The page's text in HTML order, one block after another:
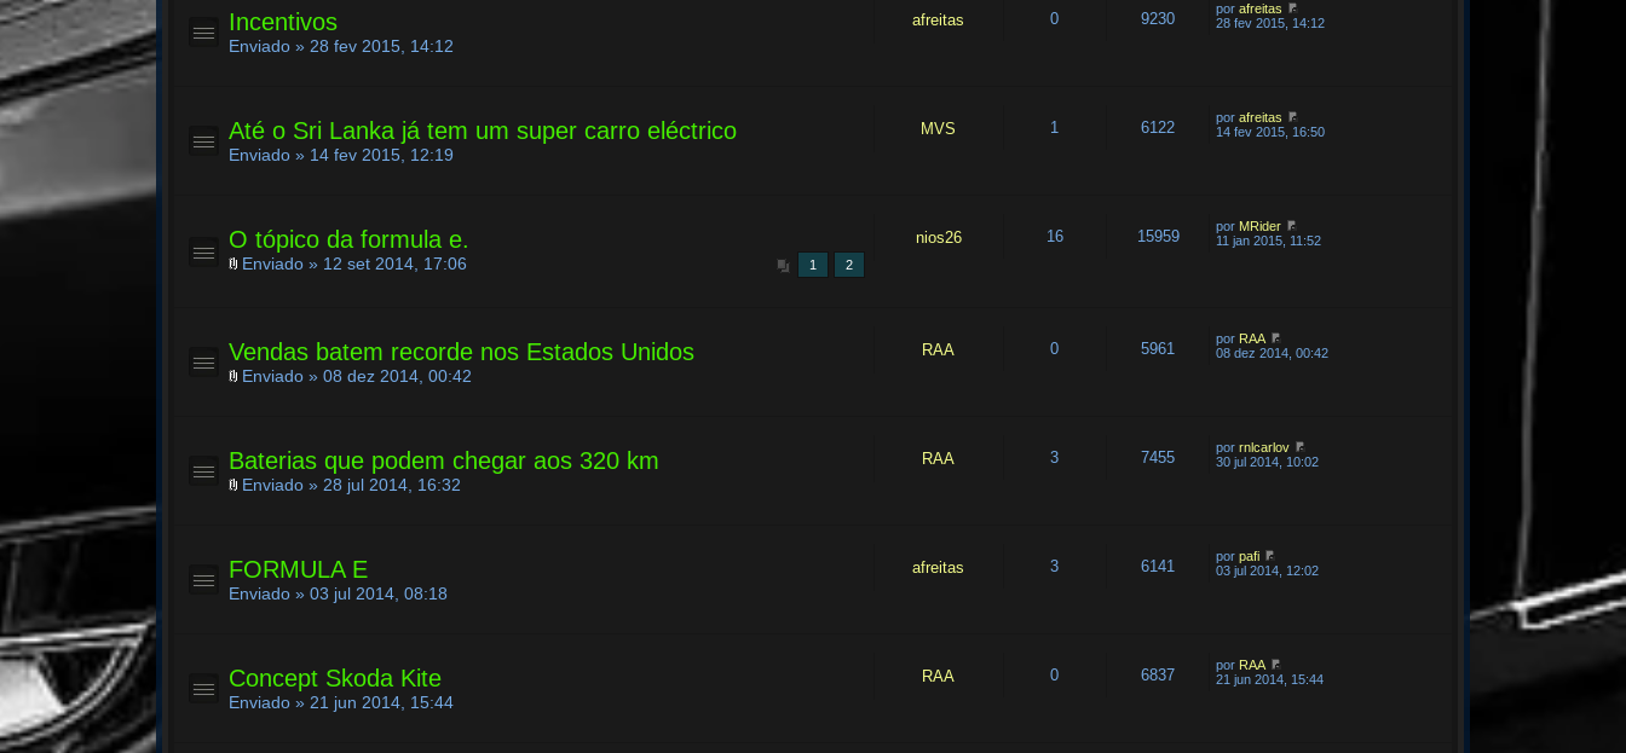
Incentivos
Enviado » 28 fev 2015, 14:12
afreitas 0 9230
porafreitas
28 fev 2015, 14:12
Até o Sri Lanka já tem um super carro eléctrico
Enviado » 14 fev 2015, 12:19
MVS 1 6122
porafreitas
14 fev 2015, 16:50
O tópico da formula e.
1 2
Enviado » 12 set 2014, 17:06
nios26 16 15959
por MRider
11 jan 2015, 11:52
Vendas batem recorde nos Estados Unidos
Enviado » 08 dez 2014, 00:42
RAA 0 5961
por RAA
08 dez 2014, 00:42
Baterias que podem chegar aos 320 km
Enviado » 28 jul 2014, 16:32
RAA 3 7455
porrnlcarlov
30 jul 2014, 10:02
FORMULA E
Enviado » 03 jul 2014, 08:18
afreitas 3 6141
porpafi
03 jul 2014, 12:02
Concept Skoda Kite
Enviado » 21 jun 2014, 15:44
RAA 0 6837
por RAA
21 jun 2014, 15:44